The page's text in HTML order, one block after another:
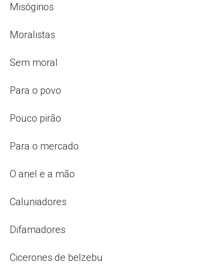
Misóginos
Moralistas
Sem moral
Para o povo
Pouco pirão
Para o mercado
O anel e a mão
Caluniadores
Difamadores
Cicerones de belzebu